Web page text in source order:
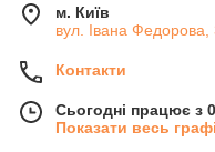
м. Київ
вул. Івана Федорова,
Контакти
Сьогодні працює з
Показати весь